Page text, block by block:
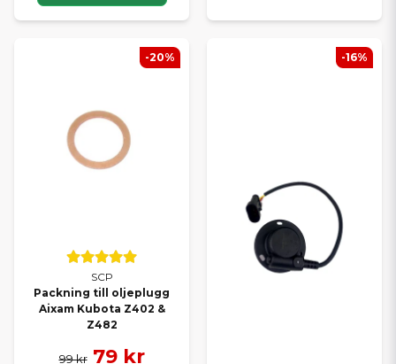
SCP
Packning till oljeplugg
Aixam Kubota Z402 &
Z482
99 kr 79 kr
-20% -16%